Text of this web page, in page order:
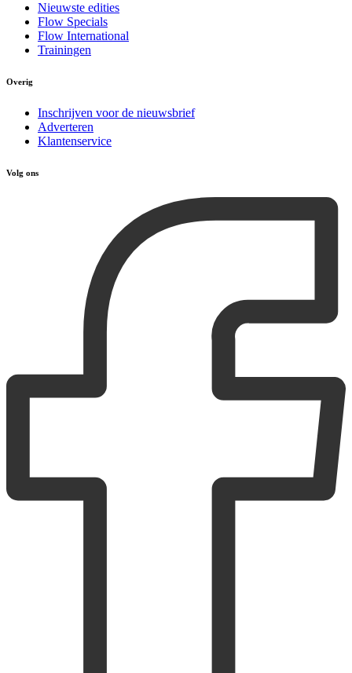
Nieuwste edities
Flow Specials
Flow International
Trainingen
Overig
Inschrijven voor de nieuwsbrief
Adverteren
Klantenservice
Volg ons